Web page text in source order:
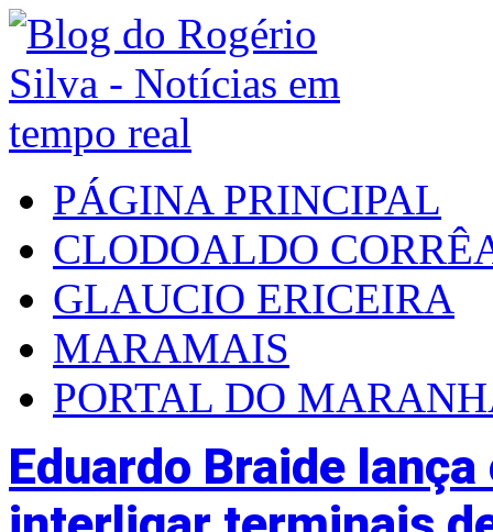
PÁGINA PRINCIPAL
CLODOALDO
GLAUCIO ERICEIRA
MARAMAIS
PORTAL DO
Eduardo Braide